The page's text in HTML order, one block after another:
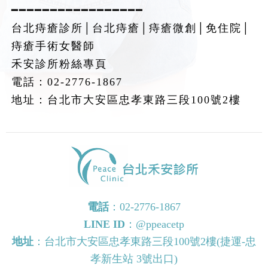
━━━━━━━━━━━━━━━━━
台北痔瘡診所│台北痔瘡│痔瘡微創│免住院│
痔瘡手術女醫師
禾安診所粉絲專頁
電話：02-2776-1867
地址：台北市大安區忠孝東路三段100號2樓
電話： 02-2776-1867
LINE ID ： @ppeacetp
地址 ：台北市大安區忠孝東路三段100號2樓(捷運-忠
孝新生站 3號出口)